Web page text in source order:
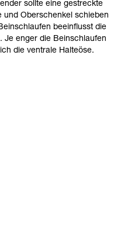
sollte eine gestreckte
und Oberschenkel schieben
beeinflusst die
Je enger die Beinschlaufen
die ventrale Halteöse.